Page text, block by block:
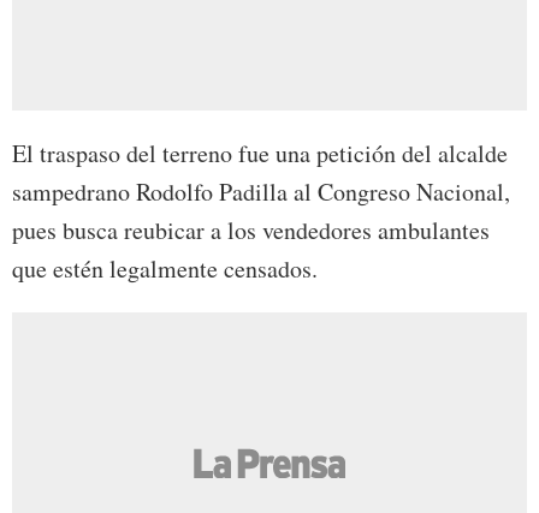
El traspaso del terreno fue una petición del alcalde
sampedrano Rodolfo Padilla al Congreso Nacional,
pues busca reubicar a los vendedores ambulantes
que estén legalmente censados.